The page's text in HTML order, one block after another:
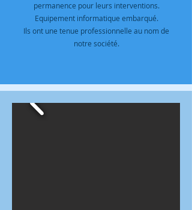
permanence pour leurs interventions.
Equipement informatique embarqué.
Ils ont une tenue professionnelle au nom de
notre société.